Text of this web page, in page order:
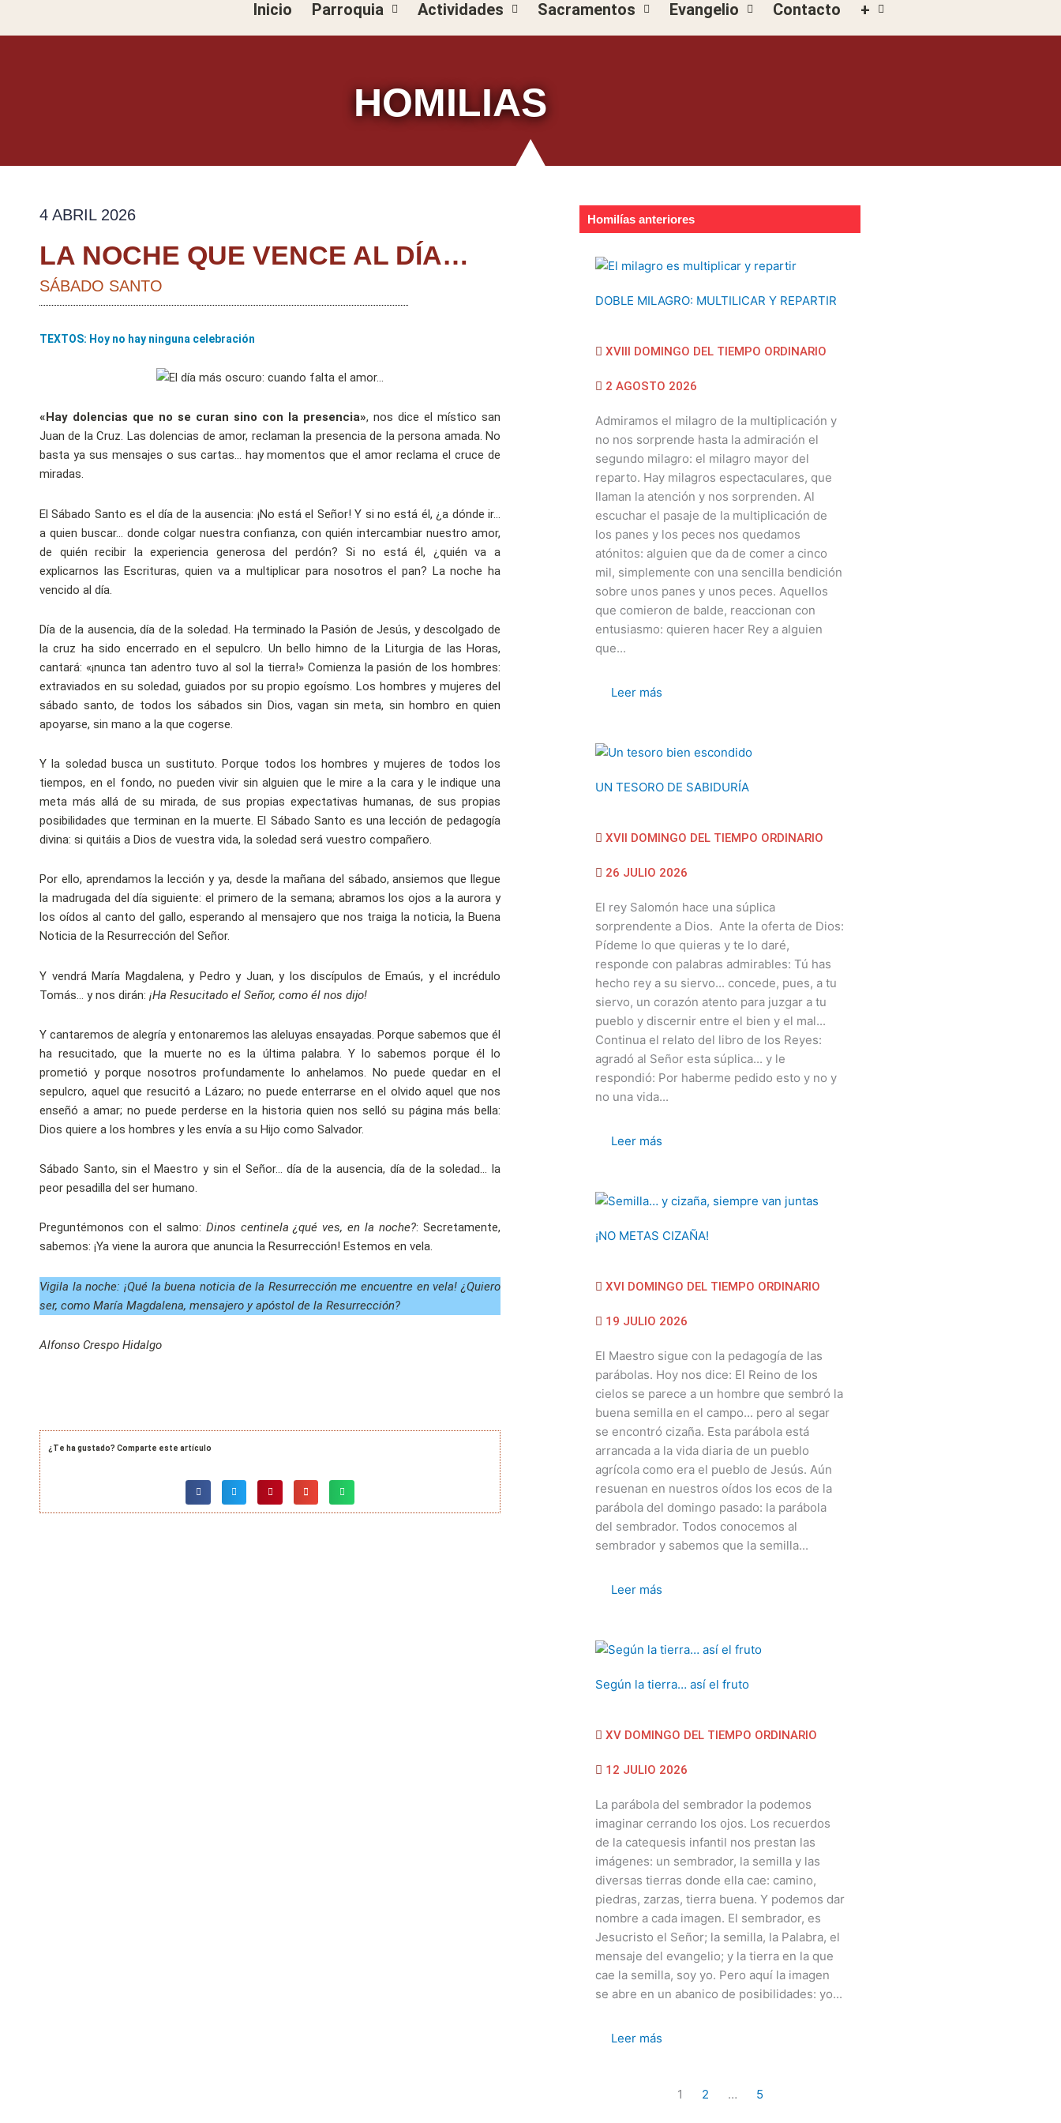
Inicio Parroquia Actividades Sacramentos Evangelio Contacto +
HOMILIAS
4 ABRIL 2026
LA NOCHE QUE VENCE AL DÍA…
SÁBADO SANTO
TEXTOS: Hoy no hay ninguna celebración
«Hay dolencias que no se curan sino con la presencia», nos dice el místico san
Juan de la Cruz. Las dolencias de amor, reclaman la presencia de la persona amada. No
basta ya sus mensajes o sus cartas… hay momentos que el amor reclama el cruce de
miradas.
El Sábado Santo es el día de la ausencia: ¡No está el Señor! Y si no está él, ¿a dónde ir…
a quien buscar… donde colgar nuestra confianza, con quién intercambiar nuestro amor,
de quién recibir la experiencia generosa del perdón? Si no está él, ¿quién va a
explicarnos las Escrituras, quien va a multiplicar para nosotros el pan? La noche ha
vencido al día.
Día de la ausencia, día de la soledad. Ha terminado la Pasión de Jesús, y descolgado de
la cruz ha sido encerrado en el sepulcro. Un bello himno de la Liturgia de las Horas,
cantará: «¡nunca tan adentro tuvo al sol la tierra!» Comienza la pasión de los hombres:
extraviados en su soledad, guiados por su propio egoísmo. Los hombres y mujeres del
sábado santo, de todos los sábados sin Dios, vagan sin meta, sin hombro en quien
apoyarse, sin mano a la que cogerse.
Y la soledad busca un sustituto. Porque todos los hombres y mujeres de todos los
tiempos, en el fondo, no pueden vivir sin alguien que le mire a la cara y le indique una
meta más allá de su mirada, de sus propias expectativas humanas, de sus propias
posibilidades que terminan en la muerte. El Sábado Santo es una lección de pedagogía
divina: si quitáis a Dios de vuestra vida, la soledad será vuestro compañero.
Por ello, aprendamos la lección y ya, desde la mañana del sábado, ansiemos que llegue
la madrugada del día siguiente: el primero de la semana; abramos los ojos a la aurora y
los oídos al canto del gallo, esperando al mensajero que nos traiga la noticia, la Buena
Noticia de la Resurrección del Señor.
Y vendrá María Magdalena, y Pedro y Juan, y los discípulos de Emaús, y el incrédulo
Tomás… y nos dirán: ¡Ha Resucitado el Señor, como él nos dijo!
Y cantaremos de alegría y entonaremos las aleluyas ensayadas. Porque sabemos que él
ha resucitado, que la muerte no es la última palabra. Y lo sabemos porque él lo
prometió y porque nosotros profundamente lo anhelamos. No puede quedar en el
sepulcro, aquel que resucitó a Lázaro; no puede enterrarse en el olvido aquel que nos
enseñó a amar; no puede perderse en la historia quien nos selló su página más bella:
Dios quiere a los hombres y les envía a su Hijo como Salvador.
Sábado Santo, sin el Maestro y sin el Señor… día de la ausencia, día de la soledad… la
peor pesadilla del ser humano.
Preguntémonos con el salmo: Dinos centinela ¿qué ves, en la noche?: Secretamente,
sabemos: ¡Ya viene la aurora que anuncia la Resurrección! Estemos en vela.
Vigila la noche: ¡Qué la buena noticia de la Resurrección me encuentre en vela! ¿Quiero
ser, como María Magdalena, mensajero y apóstol de la Resurrección?
Alfonso Crespo Hidalgo
¿Te ha gustado? Comparte este artículo
Homilías anteriores
DOBLE MILAGRO: MULTILICAR Y REPARTIR
XVIII DOMINGO DEL TIEMPO ORDINARIO
2 AGOSTO 2026
Admiramos el milagro de la multiplicación y
no nos sorprende hasta la admiración el
segundo milagro: el milagro mayor del
reparto. Hay milagros espectaculares, que
llaman la atención y nos sorprenden. Al
escuchar el pasaje de la multiplicación de
los panes y los peces nos quedamos
atónitos: alguien que da de comer a cinco
mil, simplemente con una sencilla bendición
sobre unos panes y unos peces. Aquellos
que comieron de balde, reaccionan con
entusiasmo: quieren hacer Rey a alguien
que...
Leer más
UN TESORO DE SABIDURÍA
XVII DOMINGO DEL TIEMPO ORDINARIO
26 JULIO 2026
El rey Salomón hace una súplica
sorprendente a Dios. Ante la oferta de Dios:
Pídeme lo que quieras y te lo daré,
responde con palabras admirables: Tú has
hecho rey a su siervo... concede, pues, a tu
siervo, un corazón atento para juzgar a tu
pueblo y discernir entre el bien y el mal...
Continua el relato del libro de los Reyes:
agradó al Señor esta súplica... y le
respondió: Por haberme pedido esto y no y
no una vida...
Leer más
¡NO METAS CIZAÑA!
XVI DOMINGO DEL TIEMPO ORDINARIO
19 JULIO 2026
El Maestro sigue con la pedagogía de las
parábolas. Hoy nos dice: El Reino de los
cielos se parece a un hombre que sembró la
buena semilla en el campo... pero al segar
se encontró cizaña. Esta parábola está
arrancada a la vida diaria de un pueblo
agrícola como era el pueblo de Jesús. Aún
resuenan en nuestros oídos los ecos de la
parábola del domingo pasado: la parábola
del sembrador. Todos conocemos al
sembrador y sabemos que la semilla...
Leer más
Según la tierra… así el fruto
XV DOMINGO DEL TIEMPO ORDINARIO
12 JULIO 2026
La parábola del sembrador la podemos
imaginar cerrando los ojos. Los recuerdos
de la catequesis infantil nos prestan las
imágenes: un sembrador, la semilla y las
diversas tierras donde ella cae: camino,
piedras, zarzas, tierra buena. Y podemos dar
nombre a cada imagen. El sembrador, es
Jesucristo el Señor; la semilla, la Palabra, el
mensaje del evangelio; y la tierra en la que
cae la semilla, soy yo. Pero aquí la imagen
se abre en un abanico de posibilidades: yo...
Leer más
1 2 … 5